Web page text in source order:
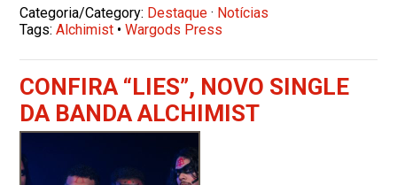
Categoria/Category: Destaque · Notícias
Tags:Alchimist •Wargods Press
CONFIRA “LIES”, NOVO SINGLE
DA BANDA ALCHIMIST